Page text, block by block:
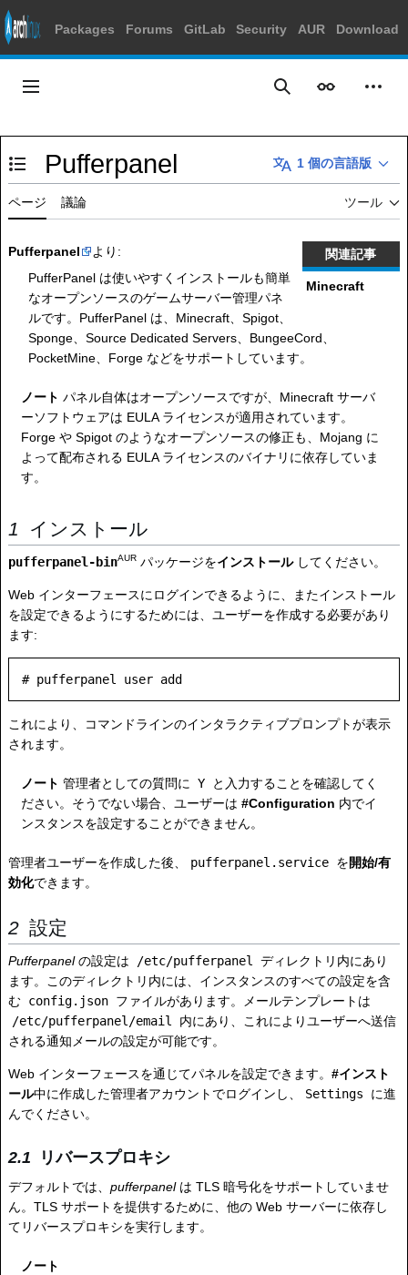
Packages Forums GitLab Security AUR Download
に
ス
キ
ッ
メインメニュー 検索 表示 個人
目次の表示・非表示を切り替え
Pufferpanel 1 個の言語版
ページ 議論 ツール
関連記事
Minecraft
Pufferpanel
より:
PufferPanel は使いやすくインストールも簡単
なオープンソースのゲームサーバー管理パネ
ルです。PufferPanel は、Minecraft、Spigot、
Sponge、Source Dedicated Servers、BungeeCord、
PocketMine、Forge などをサポートしています。
ノート パネル自体はオープンソースですが、Minecraft サーバ
ーソフトウェアは EULA ライセンスが適用されています。
Forge や Spigot のようなオープンソースの修正も、Mojang に
よって配布される EULA ライセンスのバイナリに依存していま
す。
インストール
pufferpanel-binAUR パッケージをインストール してください。
Web インターフェースにログインできるように、またインストール
を設定できるようにするためには、ユーザーを作成する必要があり
ます:
これにより、コマンドラインのインタラクティブプロンプトが表示
されます。
ノート 管理者としての質問に Y
と入力することを確認してく
ださい。そうでない場合、ユーザーは #Configuration 内でイ
ンスタンスを設定することができません。
管理者ユーザーを作成した後、 pufferpanel.service を開始/有
効化できます。
設定
Pufferpanelの設定は /etc/pufferpanel
ディレクトリ内にあり
ます。このディレクトリ内には、インスタンスのすべての設定を含
む config.json ファイルがあります。メールテンプレートは
/etc/pufferpanel/email
内にあり、これによりユーザーへ送信
される通知メールの設定が可能です。
Web インターフェースを通じてパネルを設定できます。 #インスト
ール中に作成した管理者アカウントでログインし、 Settings
に進
んでください。
リバースプロキシ
デフォルトでは、 pufferpanelは TLS 暗号化をサポートしていませ
ん。TLS サポートを提供するために、他の Web サーバーに依存し
てリバースプロキシを実行します。
ノート